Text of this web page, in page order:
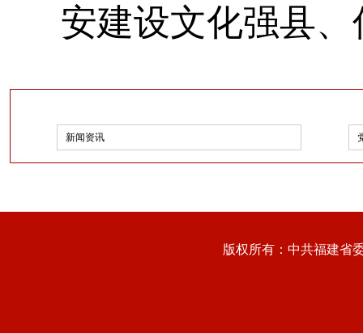
安建设文化强县
新闻资讯
版权所有：中共福建省